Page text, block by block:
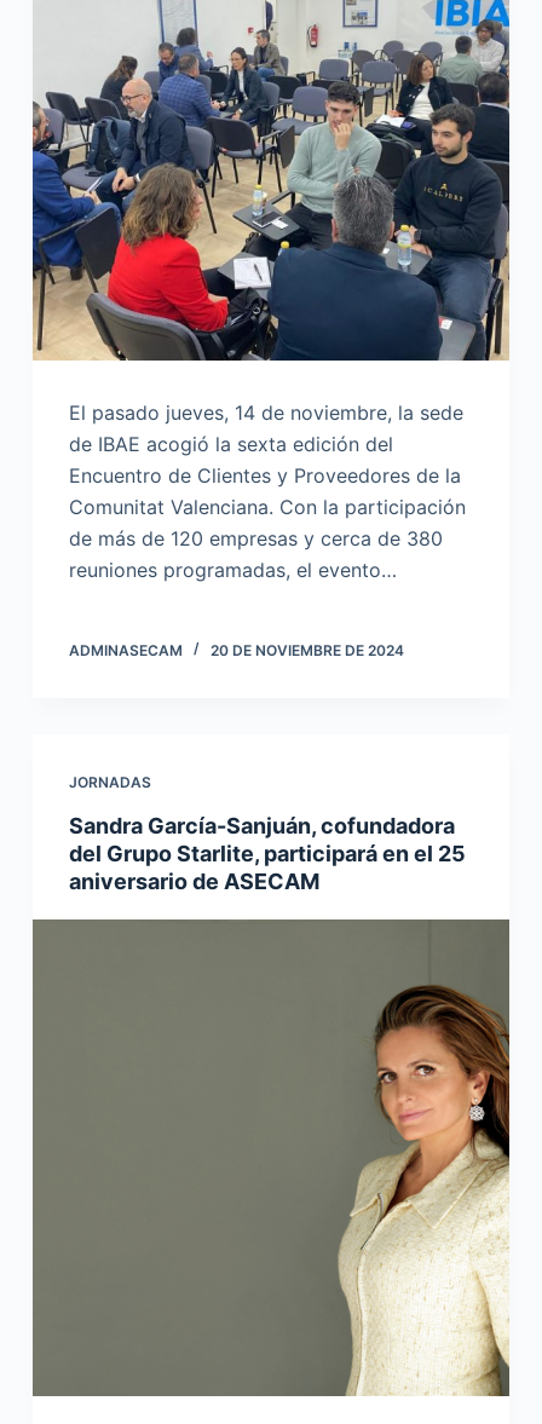
El pasado jueves, 14 de noviembre, la sede
de IBAE acogió la sexta edición del
Encuentro de Clientes y Proveedores de la
Comunitat Valenciana. Con la participación
de más de 120 empresas y cerca de 380
reuniones programadas, el evento…
ADMINASECAM 20 DE NOVIEMBRE DE 2024
JORNADAS
Sandra García-Sanjuán, cofundadora
del Grupo Starlite, participará en el 25
aniversario de ASECAM